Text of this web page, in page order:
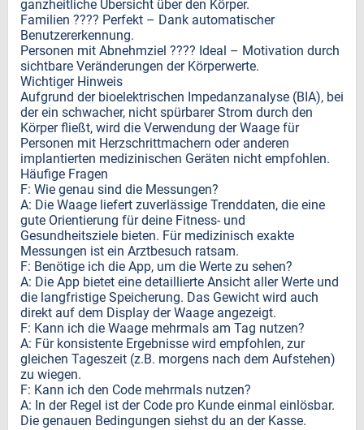
ganzheitliche Übersicht über den Körper.
Familien ???? Perfekt – Dank automatischer
Benutzererkennung.
Personen mit Abnehmziel ???? Ideal – Motivation durch
sichtbare Veränderungen der Körperwerte.
Wichtiger Hinweis
Aufgrund der bioelektrischen Impedanzanalyse (BIA), bei
der ein schwacher, nicht spürbarer Strom durch den
Körper fließt, wird die Verwendung der Waage für
Personen mit Herzschrittmachern oder anderen
implantierten medizinischen Geräten nicht empfohlen.
Häufige Fragen
F: Wie genau sind die Messungen?
A: Die Waage liefert zuverlässige Trenddaten, die eine
gute Orientierung für deine Fitness- und
Gesundheitsziele bieten. Für medizinisch exakte
Messungen ist ein Arztbesuch ratsam.
F: Benötige ich die App, um die Werte zu sehen?
A: Die App bietet eine detaillierte Ansicht aller Werte und
die langfristige Speicherung. Das Gewicht wird auch
direkt auf dem Display der Waage angezeigt.
F: Kann ich die Waage mehrmals am Tag nutzen?
A: Für konsistente Ergebnisse wird empfohlen, zur
gleichen Tageszeit (z.B. morgens nach dem Aufstehen)
zu wiegen.
F: Kann ich den Code mehrmals nutzen?
A: In der Regel ist der Code pro Kunde einmal einlösbar.
Die genauen Bedingungen siehst du an der Kasse.